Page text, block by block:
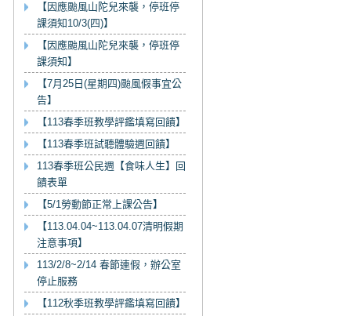
【因應颱風山陀兒來襲，停班停
課須知10/3(四)】
【因應颱風山陀兒來襲，停班停
課須知】
【7月25日(星期四)颱風假事宜公
告】
【113春季班教學評鑑填寫回饋】
【113春季班試聽體驗週回饋】
113春季班公民週【食味人生】回
饋表單
【5/1勞動節正常上課公告】
【113.04.04~113.04.07清明假期
注意事項】
113/2/8~2/14 春節連假，辦公室
停止服務
【112秋季班教學評鑑填寫回饋】